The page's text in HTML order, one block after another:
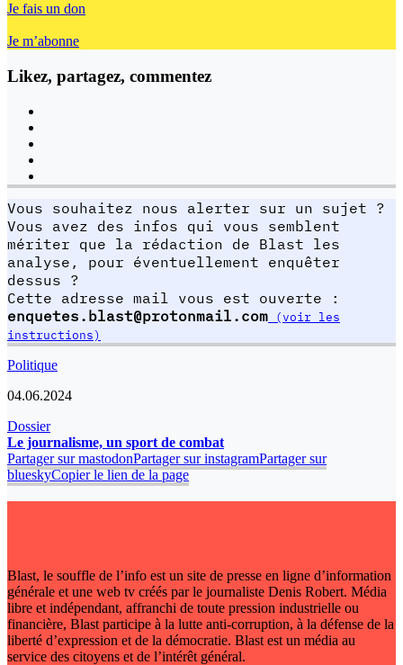
Je fais un don
Je m’abonne
Likez, partagez, commentez
Vous souhaitez nous alerter sur un sujet ?
Vous avez des infos qui vous semblent
mériter que la rédaction de Blast les
analyse, pour éventuellement enquêter
dessus ?
Cette adresse mail vous est ouverte :
enquetes.blast@protonmail.com (voir les
instructions)
Politique
04.06.2024
Dossier
Le journalisme, un sport de combat
Partager sur mastodonPartager sur instagramPartager sur
blueskyCopier le lien de la page
Blast, le souffle de l’info est un site de presse en ligne d’information
générale et une web tv créés par le journaliste Denis Robert. Média
libre et indépendant, affranchi de toute pression industrielle ou
financière, Blast participe à la lutte anti-corruption, à la défense de la
liberté d’expression et de la démocratie. Blast est un média au
service des citoyens et de l’intérêt général.